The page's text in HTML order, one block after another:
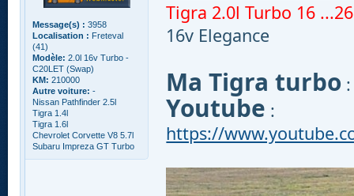
Message(s) : 3958
Localisation : Freteval
(41)
Modèle: 2.0l 16v Turbo -
C20LET (Swap)
KM: 210000
Autre voiture: -
Nissan Pathfinder 2.5l
Tigra 1.4l
Tigra 1.6l
Chevrolet Corvette V8 5.7l
Subaru Impreza GT Turbo
Tigra 2.0l Turbo 16
16v Elegance
Ma Tigra turbo
Youtube :
https://